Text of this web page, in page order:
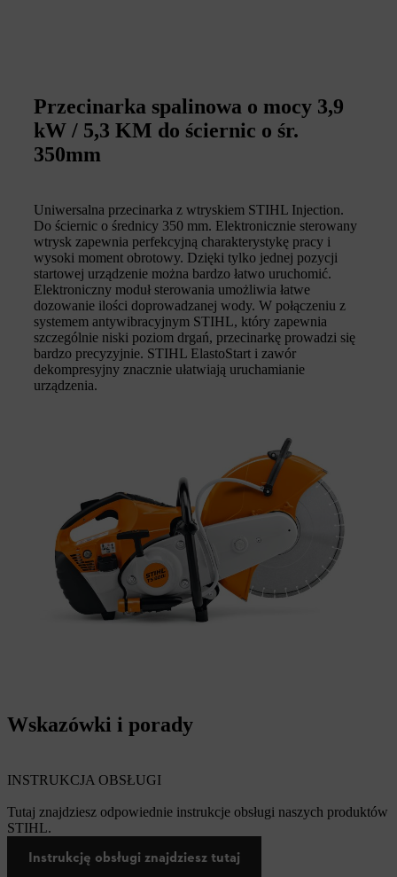
Przecinarka spalinowa o mocy 3,9
kW / 5,3 KM do ściernic o śr.
350mm
Uniwersalna przecinarka z wtryskiem STIHL Injection.
Do ściernic o średnicy 350 mm. Elektronicznie sterowany
wtrysk zapewnia perfekcyjną charakterystykę pracy i
wysoki moment obrotowy. Dzięki tylko jednej pozycji
startowej urządzenie można bardzo łatwo uruchomić.
Elektroniczny moduł sterowania umożliwia łatwe
dozowanie ilości doprowadzanej wody. W połączeniu z
systemem antywibracyjnym STIHL, który zapewnia
szczególnie niski poziom drgań, przecinarkę prowadzi się
bardzo precyzyjnie. STIHL ElastoStart i zawór
dekompresyjny znacznie ułatwiają uruchamianie
urządzenia.
Wskazówki i porady
INSTRUKCJA OBSŁUGI
Tutaj znajdziesz odpowiednie instrukcje obsługi naszych produktów
STIHL.
Instrukcję obsługi znajdziesz tutaj